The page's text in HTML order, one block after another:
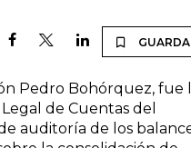
Pedro Bohórquez, fue
de Cuentas del
auditoría de los